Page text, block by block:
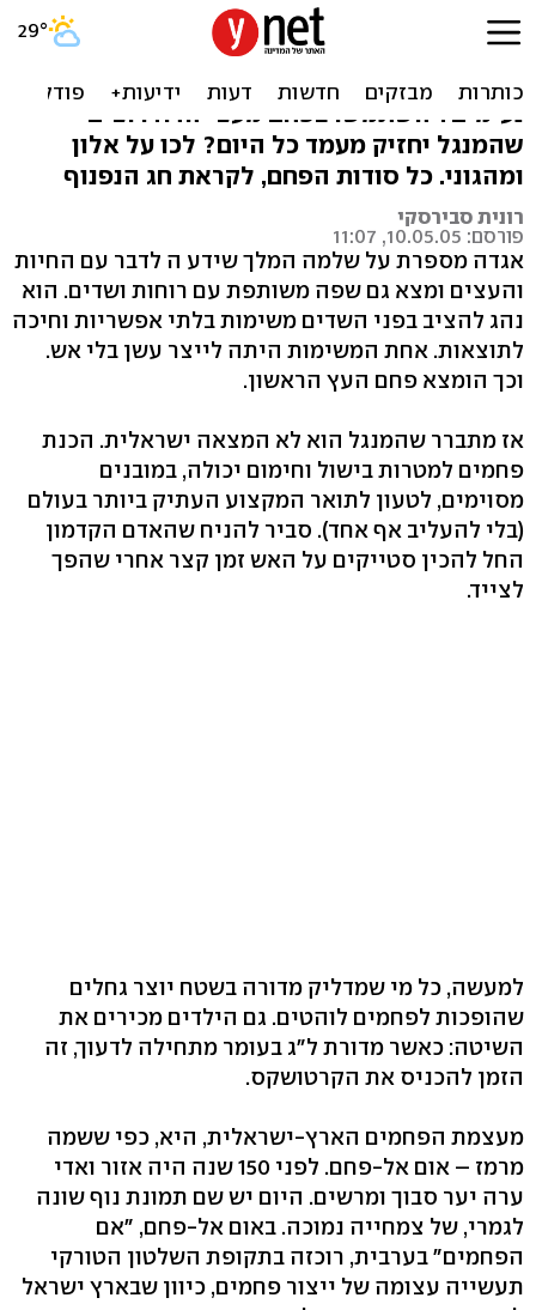
יש עשן בלי אש
מתחשק לכם שהבשר על האש יספוג ניחוחות
נעימים? השתמשו בפחם מעצי הדר. רוצים
שהמנגל יחזיק מעמד כל היום? לכו על אלון
ומהגוני. כל סודות הפחם, לקראת חג הנפנוף
רונית סבירסקי
פורסם: 10.05.05, 11:07
אגדה מספרת על שלמה המלך שידע ה לדבר עם החיות
והעצים ומצא גם שפה משותפת עם רוחות ושדים. הוא
נהג להציב בפני השדים משימות בלתי אפשריות וחיכה
לתוצאות. אחת המשימות היתה לייצר עשן בלי אש.
וכך הומצא פחם העץ הראשון.
אז מתברר שהמנגל הוא לא המצאה ישראלית. הכנת
פחמים למטרות בישול וחימום יכולה, במובנים
מסוימים, לטעון לתואר המקצוע העתיק ביותר בעולם
(בלי להעליב אף אחד). סביר להניח שהאדם הקדמון
החל להכין סטייקים על האש זמן קצר אחרי שהפך
לצייד.
למעשה, כל מי שמדליק מדורה בשטח יוצר גחלים
שהופכות לפחמים לוהטים. גם הילדים מכירים את
השיטה: כאשר מדורת ל"ג בעומר מתחילה לדעוך, זה
הזמן להכניס את הקרטושקס.
מעצמת הפחמים הארץ-ישראלית, היא, כפי ששמה
מרמז – אום אל-פחם. לפני 150 שנה היה אזור ואדי
ערה יער סבוך ומרשים. היום יש שם תמונת נוף שונה
לגמרי, של צמחייה נמוכה. באום אל-פחם, "אם
הפחמים" בערבית, רוכזה בתקופת השלטון הטורקי
תעשייה עצומה של ייצור פחמים, כיוון שבארץ ישראל